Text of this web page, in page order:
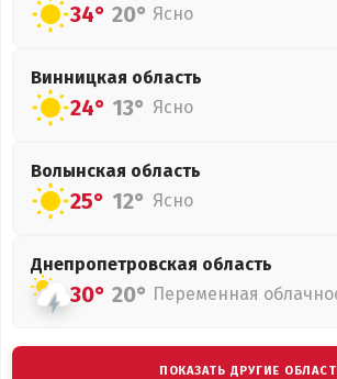
34° 20° Ясно
Винницкая область
24° 13° Ясно
Волынская область
25° 12° Ясно
Днепропетровская область
30° 20° Переменная
ПОКАЗАТЬ ДРУГИЕ